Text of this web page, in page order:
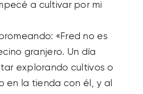
a cultivar por mi
«Fred no es
granjero. Un día
explorando cultivos o
en la tienda con él, y al